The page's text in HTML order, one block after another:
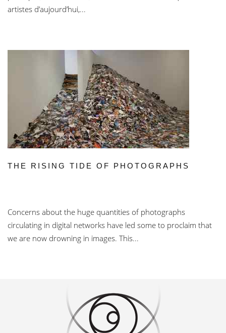
artistes d’aujourd’hui,...
THE RISING TIDE OF PHOTOGRAPHS
Concerns about the huge quantities of photographs
circulating in digital networks have led some to proclaim that
we are now drowning in images. This...